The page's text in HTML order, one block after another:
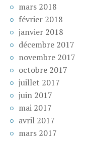
mars 2018
février 2018
janvier 2018
décembre 2017
novembre 2017
octobre 2017
juillet 2017
juin 2017
mai 2017
avril 2017
mars 2017